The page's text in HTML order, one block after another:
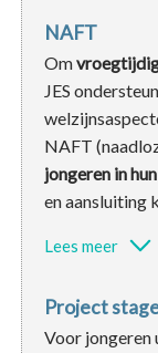
NAFT
Om
JES
NAFT
jongeren in
en aansluiting
Lees meer
Project
Voor jongeren